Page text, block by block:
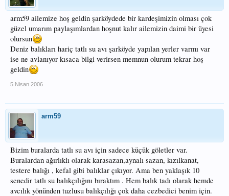
arm59 ailemize hoş geldin şarköydede bir kardeşimizin olması çok
güzel umarım paylaşımlardan hoşnut kalır ailemizin daimi bir üyesi
olursun
Deniz balıkları hariç tatlı su avı şarköyde yapılan yerler varmı var
ise ne avlanıyor kısaca bilgi verirsen memnun olurum tekrar hoş
geldin
5 Nisan 2006
arm59
Bizim buralarda tatlı su avı için sadece küçük göletler var.
Buralardan ağırlıklı olarak karasazan,aynalı sazan, kızılkanat,
testere balığı , kefal gibi balıklar çıkıyor. Ama ben yaklaşık 10
senedir tatlı su balıkçılığını bıraktım . Hem balık tadı olarak hemde
avcılık yönünden tuzlusu balıkçılığı çok daha cezbedici benim için.